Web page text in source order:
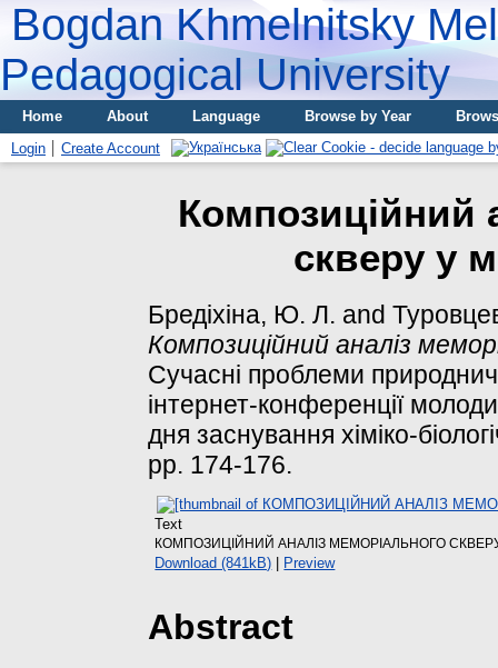
Bogdan Khmelnitsky
Pedagogical University
Home About Language Browse by Year
Login
Create Account
Композиційний
скверу у
Бредіхіна, Ю. Л. and
Композиційний аналіз
Сучасні проблеми
інтернет-конференції
дня заснування хіміко-
pp. 174-176.
Text
КОМПОЗИЦІЙНИЙ АНАЛІЗ МЕМОРІАЛЬНОГО
Download (841kB) Preview
Abstract